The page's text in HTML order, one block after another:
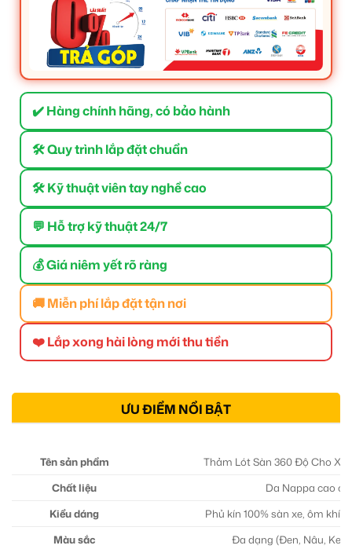
✔️ Hàng chính hãng, có bảo hành
🛠 Quy trình lắp đặt chuẩn
🛠 Kỹ thuật viên tay nghề cao
💬 Hỗ trợ kỹ thuật 24/7
💰 Giá niêm yết rõ ràng
🚚 Miễn phí lắp đặt tận nơi
❤️ Lắp xong hài lòng mới thu tiền
ƯU ĐIỂM NỔI BẬT
Tên sản phẩm
Thảm Lót Sàn 360 Độ Cho Xe
Chất liệu
Da Nappa cao
Kiểu dáng
Phủ kín 100% sàn xe, ôm khít
Màu sắc
Đa dạng (Đen, Nâu,